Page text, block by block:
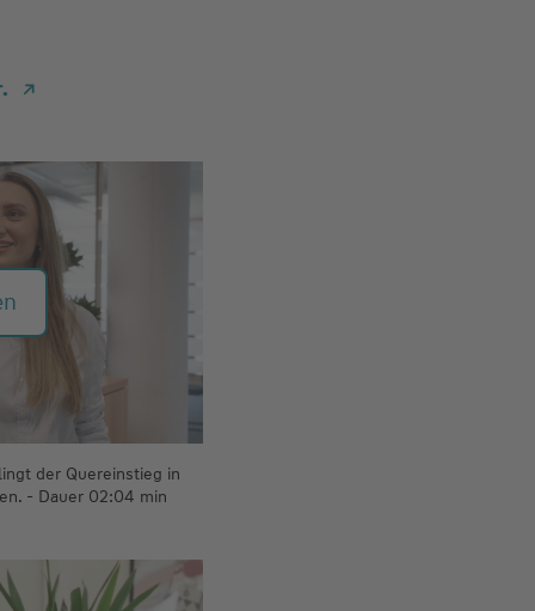
der Quereinstieg in
- Dauer 02:04 min